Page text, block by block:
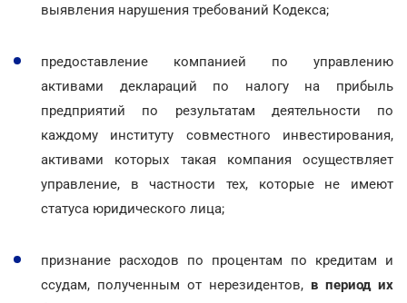
выявления нарушения требований Кодекса;
предоставление компанией по управлению
активами деклараций по налогу на прибыль
предприятий по результатам деятельности по
каждому институту совместного инвестирования,
активами которых такая компания осуществляет
управление, в частности тех, которые не имеют
статуса юридического лица;
признание расходов по процентам по кредитам и
ссудам, полученным от нерезидентов, в период их